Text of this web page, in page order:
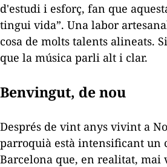
d'estudi i esforç, fan que
tingui vida”. Una labor
cosa de molts talents alineats.
que la música parli alt i clar.
Benvingut, de nou
Després de vint anys vivint a
parroquià està intensificant un
Barcelona que, en realitat, mai